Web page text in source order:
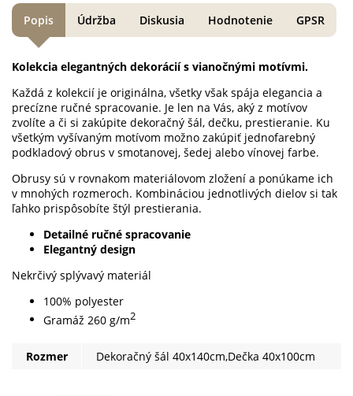
Kolekcia elegantných dekorácií s vianočnými motívmi.
Každá z kolekcií je originálna, všetky však spája elegancia a
precízne ručné spracovanie. Je len na Vás, aký z motívov
zvolíte a či si zakúpite dekoračný šál, dečku, prestieranie. Ku
všetkým vyšívaným motívom možno zakúpiť jednofarebný
podkladový obrus v smotanovej, šedej alebo vínovej farbe.
Obrusy sú v rovnakom materiálovom zložení a ponúkame ich
v mnohých rozmeroch. Kombináciou jednotlivých dielov si tak
ľahko prispôsobíte štýl prestierania.
Detailné ručné spracovanie
Elegantný design
Nekrčivý splývavý materiál
100% polyester
Gramáž 260 g/m2
Rozmer Dekoračný šál 40x140cm,Dečka 40x100cm
Popis Údržba Diskusia Hodnotenie GPSR